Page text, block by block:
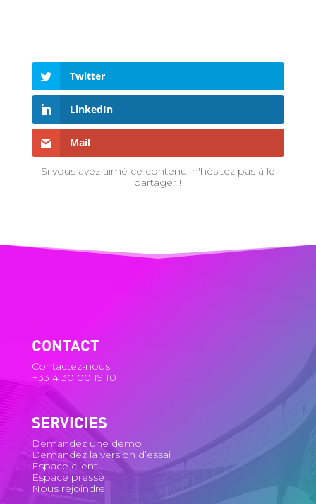
Twitter
LinkedIn
Mail
Si vous avez aimé ce contenu, n'hésitez pas à le
partager !
CONTACT
Contactez-nous
+33 4 30 00 19 10
SERVICIES
Demandez une démo
Demandez la version d’essai
Espace client
Espace presse
Nous rejoindre